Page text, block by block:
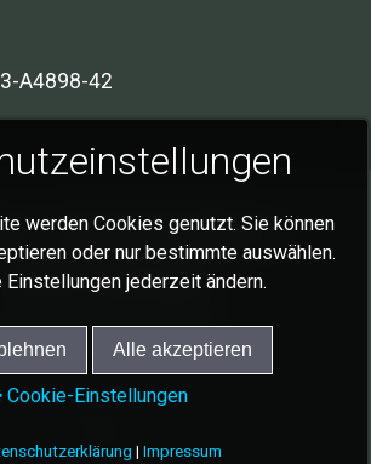
A4898-42
Datenschutzerklärung
Cookie-Einstellungen
2026 Gemeinde Schlat
werden Cookies genutzt. Sie können
oder nur bestimmte auswählen.
jederzeit ändern.
Alle akzeptieren
Cookie-Einstellungen
|Impressum